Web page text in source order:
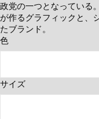
政党の一つとなっている
が作るグラフィックと、
たブランド。
色
サイズ